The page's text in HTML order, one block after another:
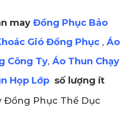
may Đồng Phục Bảo
Gió Đồng Phục , Áo
Công Ty, Áo Thun Chạy
Họp Lớp số lượng ít
Đồng Phục Thể Dục